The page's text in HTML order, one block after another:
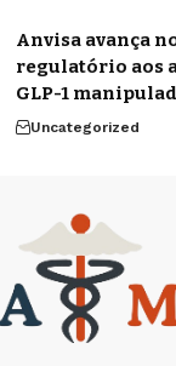
Anvisa avança
regulatório aos
GLP-1
Uncategorized